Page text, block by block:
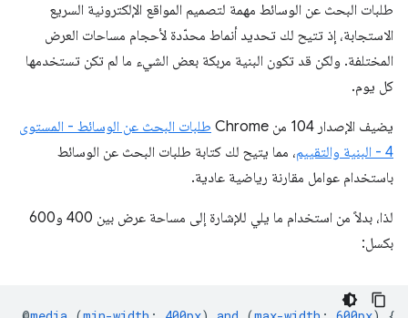
طلبات البحث عن الوسائط مهمة لتصميم المواقع الإلكترونية السريع
الاستجابة، إذ تتيح لك تحديد أنماط محدّدة لأحجام مساحات العرض
المختلفة. ولكن قد تكون البنية مربكة بعض الشيء ما لم تكن تستخدمها
كل يوم.
يضيف الإصدار 104 من Chrome
طلبات البحث عن الوسائط - المستوى
4 - البنية والتقييم
، مما يتيح لك كتابة طلبات البحث عن الوسائط
باستخدام عوامل مقارنة رياضية عادية.
لذا، بدلاً من استخدام ما يلي للإشارة إلى مساحة عرض بين 400 و600
بكسل: